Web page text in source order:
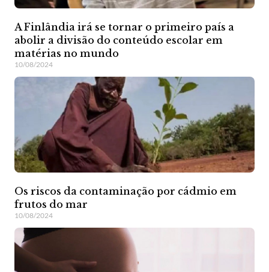
A Finlândia irá se tornar o primeiro país a
abolir a divisão do conteúdo escolar em
matérias no mundo
10/08/2024
Os riscos da contaminação por cádmio em
frutos do mar
10/08/2024